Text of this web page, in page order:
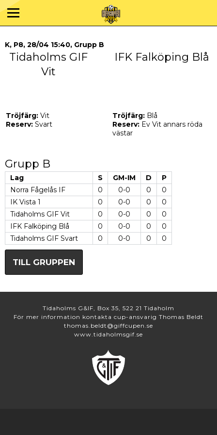
K, P8, 28/04 15:40, Grupp B
Tidaholms GIF
Vit
IFK Falköping Blå
Tröjfärg: Vit
Reserv: Svart
Tröjfärg: Blå
Reserv: Ev Vit annars röda
västar
Grupp B
Lag S GM-IM D
P
Norra Fågelås IF
0 0-0 0
0
IK Vista 1
0 0-0 0
0
Tidaholms GIF Vit
0 0-0 0
0
IFK Falköping Blå
0 0-0 0
0
Tidaholms GIF Svart
0 0-0 0 0
TILL GRUPPEN
Tidaholms G&IF, Box 35, 522 21 Tidaholm
För mer information kontakta cup-ansvarig Thomas Beldt
thomas.beldt@giffcupen.se
www.tidaholmsgif.se